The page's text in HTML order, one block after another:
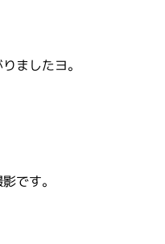
ましたヨ。
です。